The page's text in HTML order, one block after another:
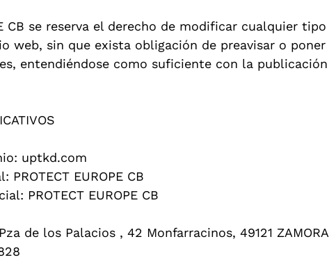
CB se reserva el derecho de modificar cualquier
web, sin que exista obligación de preavisar o
entendiéndose como suficiente con la publicación
uptkd.com
EUROPE CB
PROTECT EUROPE CB
de los Palacios , 42 Monfarracinos, 49121 ZAMORA